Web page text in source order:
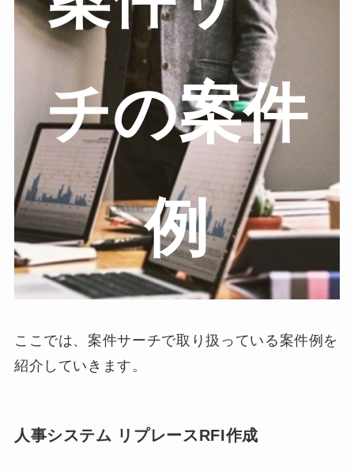
チの案件
例
ここでは、案件サーチで取り扱っている案件例を
紹介していきます。
人事システム リプレースRFI作成